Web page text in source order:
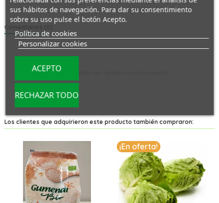
Comentarios (0)
No hay reseñas de clientes en este momento.
Los clientes que adquirieron este producto también compraron:
¡En oferta!
sus hábitos de navegación. Para dar su consentimiento
sobre su uso pulse el botón Acepto.
Política de cookies
Personalizar cookies
RECHAZAR TODO
ACEPTO